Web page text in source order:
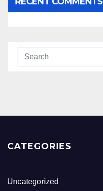
CATEGORIES
Uncategorized